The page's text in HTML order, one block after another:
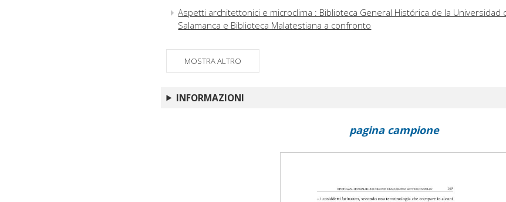
Aspetti architettonici e microclima : Biblioteca General Histórica de la Universidad
Salamanca e Biblioteca Malatestiana a confronto
MOSTRA ALTRO
INFORMAZIONI
pagina campione